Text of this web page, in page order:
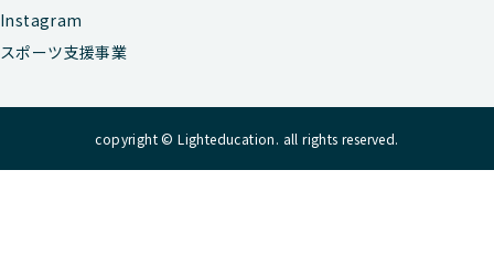
Instagram
スポーツ支援事業
copyright © Lighteducation. all rights reserved.